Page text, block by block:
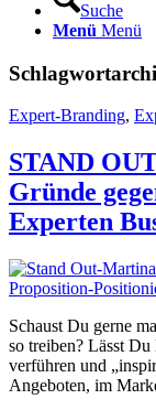
Suche
Menü Menü
Expert-Branding,
STAND
Gründe
Experten
Schaust Du gerne
so treiben? Lässt
verführen und
Angeboten, im